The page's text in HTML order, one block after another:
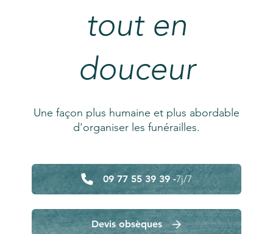
tout en
douceur
Une façon plus humaine et plus abordable
d'organiser les funérailles.
09 77 55 39 39 -7j/7
Devis obsèques